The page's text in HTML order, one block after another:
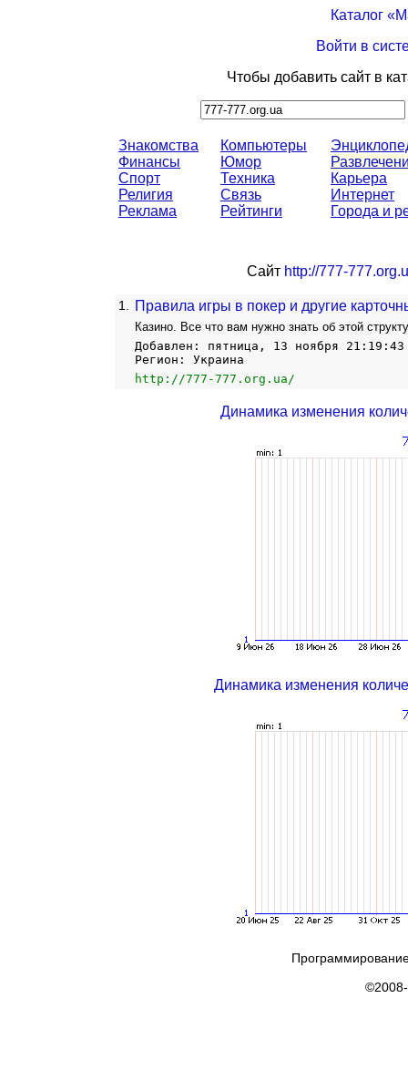
Каталог
Войти в
Чтобы добавить сайт в
Знакомства
Финансы
Спорт
Религия
Реклама
Компьютеры
Юмор
Техника
Связь
Рейтинги
Карьера
Интернет
Города и
Сайт http://777-
1. Правила игры в покер и другие
Казино. Все что вам нужно знать об этой
Добавлен: пятница, 13 ноября 21:19:43
Регион: Украина
http://777-777.org.ua/
Динамика изменения
Динамика изменения